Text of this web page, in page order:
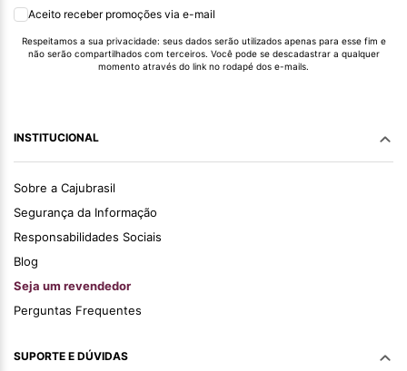
Aceito receber promoções via e-mail
Respeitamos a sua privacidade: seus dados serão utilizados apenas para esse fim e
não serão compartilhados com terceiros. Você pode se descadastrar a qualquer
momento através do link no rodapé dos e-mails.
INSTITUCIONAL
Sobre a Cajubrasil
Segurança da Informação
Responsabilidades Sociais
Blog
Seja um revendedor
Perguntas Frequentes
SUPORTE E DÚVIDAS